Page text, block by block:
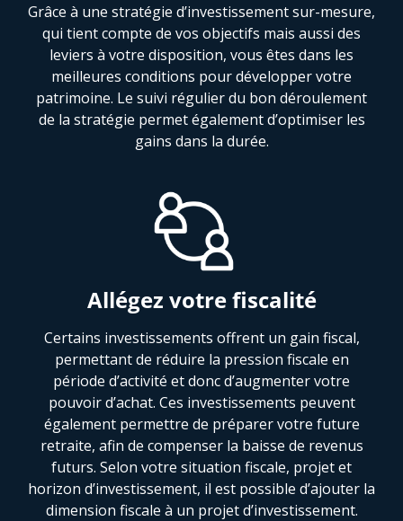
Grâce à une stratégie d’investissement sur-mesure,
qui tient compte de vos objectifs mais aussi des
leviers à votre disposition, vous êtes dans les
meilleures conditions pour développer votre
patrimoine. Le suivi régulier du bon déroulement
de la stratégie permet également d’optimiser les
gains dans la durée.
Allégez votre fiscalité
Certains investissements offrent un gain fiscal,
permettant de réduire la pression fiscale en
période d’activité et donc d’augmenter votre
pouvoir d’achat. Ces investissements peuvent
également permettre de préparer votre future
retraite, afin de compenser la baisse de revenus
futurs. Selon votre situation fiscale, projet et
horizon d’investissement, il est possible d’ajouter la
dimension fiscale à un projet d’investissement.